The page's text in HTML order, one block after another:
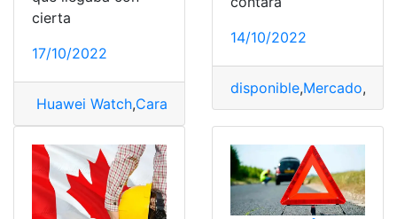
cierta
17/10/2022
Huawei Watch,Características
14/10/2022
disponible,Mercado,